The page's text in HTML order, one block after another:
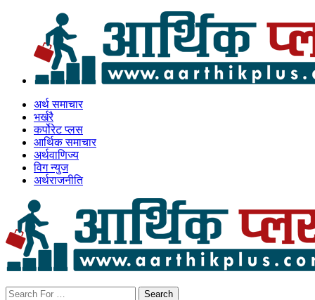
अर्थ समाचार
भर्खरै
कर्पोरेट प्लस
आर्थिक समाचार
अर्थवाणिज्य
विग न्युज
अर्थराजनीति
Search